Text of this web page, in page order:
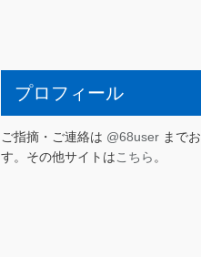
プロフィール
ご指摘・ご連絡は @68user まで
す。その他サイトはこちら 。